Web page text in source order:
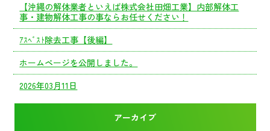
【沖縄の解体業者といえば株式会社田畑工業】内部解体工
事・建物解体工事の事ならお任せください！
ｱｽﾍﾞｽﾄ除去工事【後編】
ホームページを公開しました。
2026年03月11日
アーカイブ